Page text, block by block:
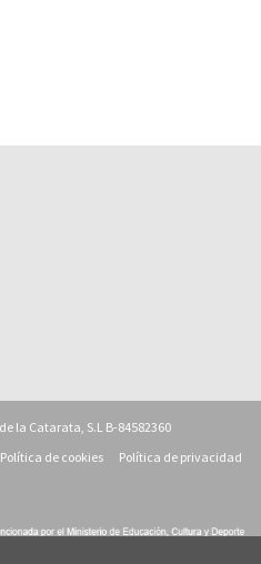
la Catarata, S.L B-84582360
Política de cookies Política de privacidad